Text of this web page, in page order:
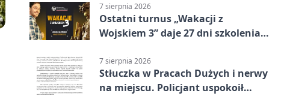
7 sierpnia 2026
Ostatni turnus „Wakacji z
Wojskiem 3” daje 27 dni szkolenia i
7 sierpnia 2026
Stłuczka w Pracach Dużych i nerwy
na miejscu. Policjant uspokoił